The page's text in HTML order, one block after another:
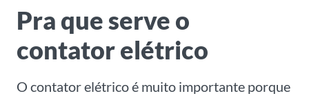
Pra que serve o
contator elétrico
O contator elétrico é muito importante porque